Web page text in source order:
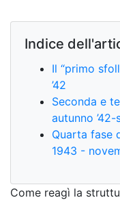
Indice
Il “primo
’42
Seconda e
autunno
Quarta fase
1943 -
Come reagì la